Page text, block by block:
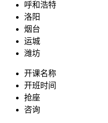
呼和浩特
洛阳
烟台
运城
潍坊
开课名称
开班时间
抢座
咨询